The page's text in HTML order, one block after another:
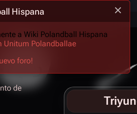
Hispana
a Wiki Polandball Hispana
Unitum Polandballae
foro!
de